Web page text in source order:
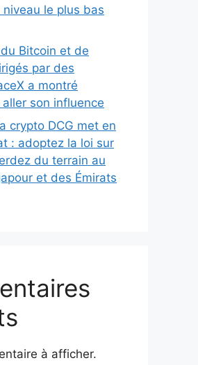
le plus bas
Bitcoin et de
par des
a montré
aller son influence
crypto DCG met en
: adoptez la loi sur
du terrain au
et des Émirats
à afficher.